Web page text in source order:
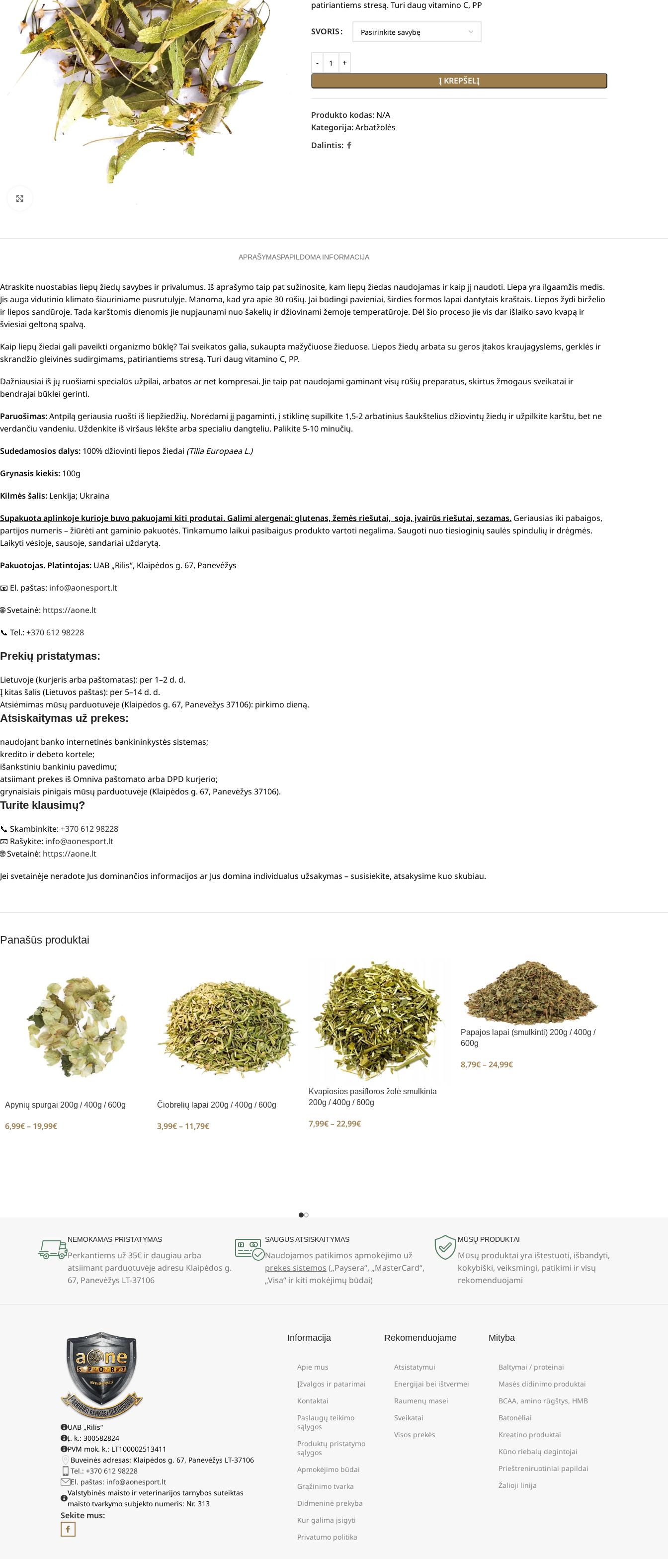
patiriantiems stresą. Turi daug vitamino C, PP
SVORIS
Į KREPŠELĮ
Produkto kodas: N/A
Kategorija:Arbatžolės
Dalintis:
APRAŠYMASPAPILDOMA INFORMACIJA
Atraskite nuostabias liepų žiedų savybes ir privalumus. Iš aprašymo taip pat sužinosite, kam liepų žiedas naudojamas ir kaip jį naudoti. Liepa yra ilgaamžis medis.
Jis auga vidutinio klimato šiauriniame pusrutulyje. Manoma, kad yra apie 30 rūšių. Jai būdingi pavieniai, širdies formos lapai dantytais kraštais. Liepos žydi birželio
ir liepos sandūroje. Tada karštomis dienomis jie nupjaunami nuo šakelių ir džiovinami žemoje temperatūroje. Dėl šio proceso jie vis dar išlaiko savo kvapą ir
šviesiai geltoną spalvą.
Kaip liepų žiedai gali paveikti organizmo būklę?Tai sveikatos galia, sukaupta mažyčiuose žieduose. Liepos žiedų arbata su geros įtakos kraujagyslėms, gerklės ir
skrandžio gleivinės sudirgimams, patiriantiems stresą. Turi daug vitamino C, PP.
Dažniausiai iš jų ruošiami specialūs užpilai, arbatos ar net kompresai. Jie taip pat naudojami gaminant visų rūšių preparatus, skirtus žmogaus sveikatai ir
bendrajai būklei gerinti.
Paruošimas:Antpilą geriausia ruošti iš liepžiedžių. Norėdami jį pagaminti, į stiklinę supilkite 1,5-2 arbatinius šaukštelius džiovintų žiedų ir užpilkite karštu, bet ne
verdančiu vandeniu. Uždenkite iš viršaus lėkšte arba specialiu dangteliu. Palikite 5-10 minučių.
Sudedamosios dalys: 100% džiovinti liepos žiedai (Tilia Europaea L.)
Grynasis kiekis: 100g
Kilmės šalis: Lenkija; Ukraina
Supakuota aplinkoje kurioje buvo pakuojami kiti produtai. Galimi alergenai: glutenas, žemės riešutai, soja, įvairūs riešutai, sezamas. Geriausias iki pabaigos,
partijos numeris – žiūrėti ant gaminio pakuotės. Tinkamumo laikui pasibaigus produkto vartoti negalima. Saugoti nuo tiesioginių saulės spindulių ir drėgmės.
Laikyti vėsioje, sausoje, sandariai uždarytą.
Pakuotojas. Platintojas: UAB „Rilis“, Klaipėdos g. 67, Panevėžys
📧 El. paštas: info@aonesport.lt
🌐 Svetainė: https://aone.lt
📞 Tel.: +370 612 98228
Prekių pristatymas:
Lietuvoje (kurjeris arba paštomatas): per 1–2 d. d.
Į kitas šalis (Lietuvos paštas): per 5–14 d. d.
Atsiėmimas mūsų parduotuvėje (Klaipėdos g. 67, Panevėžys 37106): pirkimo dieną.
Atsiskaitymas už prekes:
naudojant banko internetinės bankininkystės sistemas;
kredito ir debeto kortele;
išankstiniu bankiniu pavedimu;
atsiimant prekes iš Omniva paštomato arba DPD kurjerio;
grynaisiais pinigais mūsų parduotuvėje (Klaipėdos g. 67, Panevėžys 37106).
Turite klausimų?
📞 Skambinkite: +370 612 98228
📧 Rašykite: info@aonesport.lt
🌐 Svetainė: https://aone.lt
Jei svetainėje neradote Jus dominančios informacijos ar Jus domina individualus užsakymas – susisiekite, atsakysime kuo skubiau.
Panašūs produktai
Apynių spurgai 200g / 400g / 600g
6,99€– 19,99€
Čiobrelių lapai 200g / 400g / 600g
3,99€ – 11,79€
Kvapiosios pasifloros žolė smulkinta
200g / 400g / 600g
7,99€–22,99€
Papajos lapai (smulkinti) 200g / 400g /
600g
8,79€ – 24,99€
NEMOKAMAS PRISTATYMAS
Perkantiems už 35€ir daugiau arba
atsiimant parduotuvėje adresu Klaipėdos g.
67, Panevėžys LT-37106
SAUGUS ATSISKAITYMAS
Naudojamos patikimos apmokėjimo už
prekes sistemos („Paysera“, „MasterCard“,
„Visa“ ir kiti mokėjimų būdai)
MŪSŲ PRODUKTAI
Mūsų produktai yra ištestuoti, išbandyti,
kokybiški, veiksmingi, patikimi ir visų
rekomenduojami
UAB „Rilis“
Į. k.: 300582824
PVM mok. k.: LT100002513411
Buveinės adresas: Klaipėdos g. 67, Panevėžys LT-37106
Tel.: +370 612 98228
El. paštas: info@aonesport.lt
Valstybinės maisto ir veterinarijos tarnybos suteiktas
maisto tvarkymo subjekto numeris: Nr. 313
Sekite mus:
Informacija
Apie mus
Įžvalgos ir patarimai
Kontaktai
Paslaugų teikimo
sąlygos
Produktų pristatymo
sąlygos
Apmokėjimo būdai
Grąžinimo tvarka
Didmeninė prekyba
Kur galima įsigyti
Privatumo politika
Rekomenduojame
Atsistatymui
Energijai bei ištvermei
Raumenų masei
Sveikatai
Visos prekės
Mityba
Baltymai / proteinai
Masės didinimo produktai
BCAA, amino rūgštys, HMB
Batonėliai
Kreatino produktai
Kūno riebalų degintojai
Prieštreniruotiniai papildai
Žalioji linija